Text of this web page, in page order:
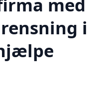
med
i